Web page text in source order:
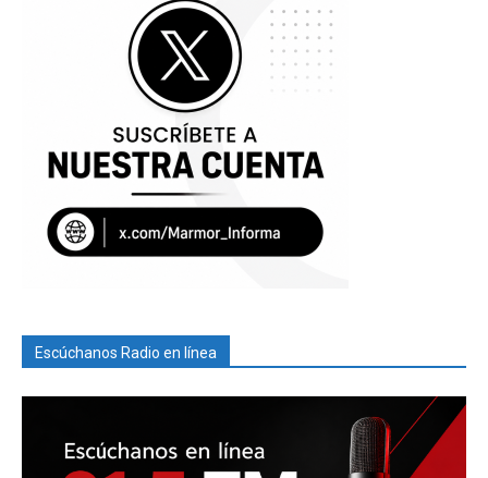
Escúchanos Radio en línea